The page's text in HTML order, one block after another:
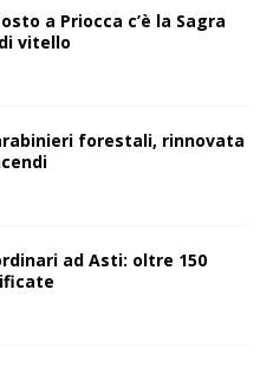
a Priocca c’è la Sagra
vitello
forestali, rinnovata
ad Asti: oltre 150